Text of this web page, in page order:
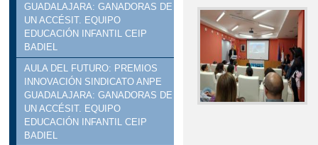
GUADALAJARA: GANADORAS DE
UN ACCÉSIT. EQUIPO
EDUCACIÓN INFANTIL CEIP
BADIEL
AULA DEL FUTURO: PREMIOS
INNOVACIÓN SINDICATO ANPE
GUADALAJARA: GANADORAS DE
UN ACCÉSIT. EQUIPO
EDUCACIÓN INFANTIL CEIP
BADIEL